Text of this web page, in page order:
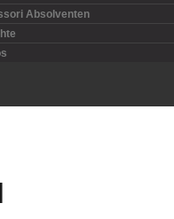
Absolventen